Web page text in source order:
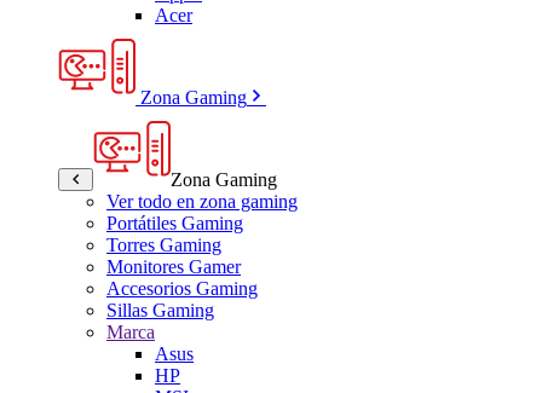
Acer
Zona Gaming
Zona Gaming
Ver todo en zona gaming
Portátiles Gaming
Torres Gaming
Monitores Gamer
Accesorios Gaming
Sillas Gaming
Marca
Asus
HP